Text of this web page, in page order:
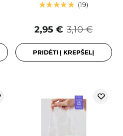
19
3,10 €
2,95 €
PRIDĖTI Į KREPŠELĮ